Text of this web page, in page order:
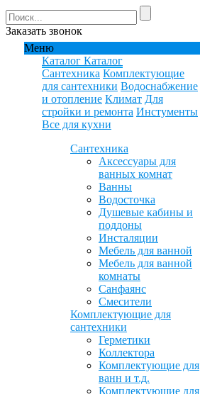
Заказать звонок
Меню
Каталог Каталог
Сантехника Комплектующие
для сантехники Водоснабжение
и отопление Климат Для
стройки и ремонта Инстументы
Все для кухни
Сантехника
Аксессуары для
ванных комнат
Ванны
Водосточка
Душевые кабины и
поддоны
Инсталяции
Мебель для ванной
Мебель для ванной
комнаты
Санфаянс
Смесители
Комплектующие для
сантехники
Герметики
Коллектора
Комплектующие для
ванн и т.д.
Комплектующие для